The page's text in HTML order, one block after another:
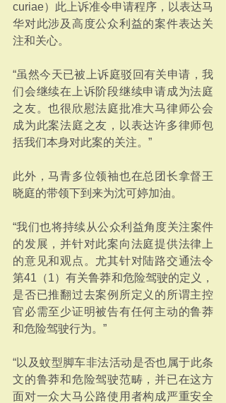
curiae）此上诉准令申请程序，以表达马
华对此涉及高度公众利益的案件表达关
注和关心。
“虽然今天已被上诉庭驳回有关申请，我
们会继续在上诉阶段继续申请成为法庭
之友。也很欣慰法庭批准大马律师公会
成为此案法庭之友，以表达许多律师包
括我们本身对此案的关注。”
此外，马青多位领袖也在总团长拿督王
晓庭的带领下到来为沈可婷加油。
“我们也将持续从公众利益角度关注案件
的发展，并针对此案向法庭提供法律上
的意见和观点。尤其针对陆路交通法令
第41（1）有关鲁莽和危险驾驶的定义，
是否已推翻过去案例所定义的所谓主控
官必需至少证明被告有任何主动的鲁莽
和危险驾驶行为。”
“以及蚊型脚车非法活动是否也属于此条
文的鲁莽和危险驾驶范畴，并已在这方
面对一众大马公路使用者构成严重安全